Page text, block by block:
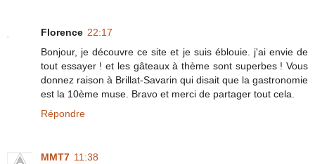
Florence 22:17
Bonjour, je découvre ce site et je suis éblouie. j'ai envie de
tout essayer ! et les gâteaux à thème sont superbes ! Vous
donnez raison à Brillat-Savarin qui disait que la gastronomie
est la 10ème muse. Bravo et merci de partager tout cela.
Répondre
MMT7 11:38